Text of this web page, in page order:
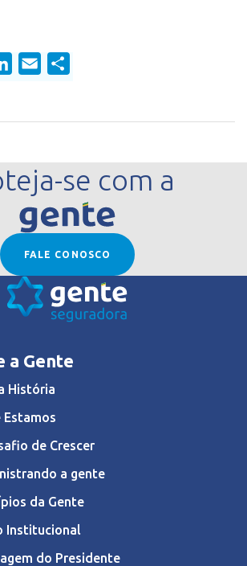
LinkedIn
Email
se com a
FALE CONOSCO
a Gente
História
Estamos
de Crescer
a gente
da Gente
Institucional
do Presidente